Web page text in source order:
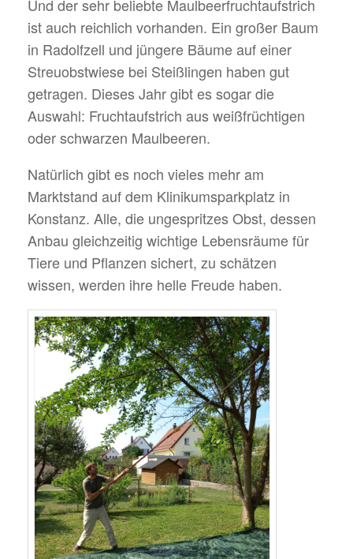
Und der sehr beliebte Maulbeerfruchtaufstrich
ist auch reichlich vorhanden. Ein großer Baum
in Radolfzell und jüngere Bäume auf einer
Streuobstwiese bei Steißlingen haben gut
getragen. Dieses Jahr gibt es sogar die
Auswahl: Fruchtaufstrich aus weißfrüchtigen
oder schwarzen Maulbeeren.
Natürlich gibt es noch vieles mehr am
Marktstand auf dem Klinikumsparkplatz in
Konstanz. Alle, die ungespritzes Obst, dessen
Anbau gleichzeitig wichtige Lebensräume für
Tiere und Pflanzen sichert, zu schätzen
wissen, werden ihre helle Freude haben.